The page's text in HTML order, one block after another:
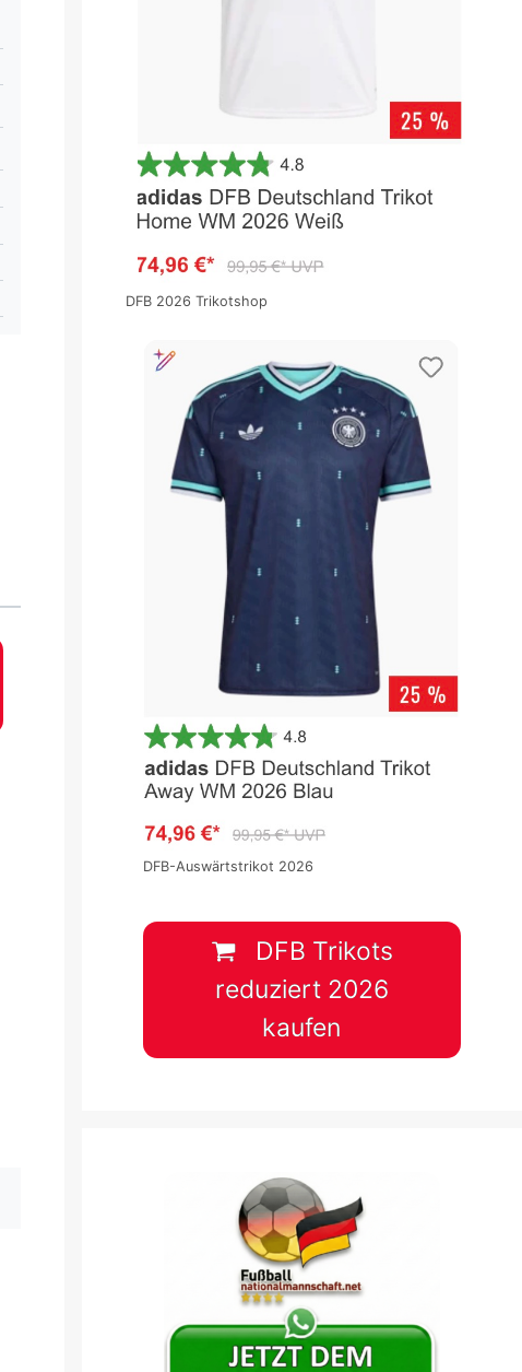
DFB 2026 Trikotshop
DFB-Auswärtstrikot 2026
DFB Trikots
reduziert 2026
kaufen